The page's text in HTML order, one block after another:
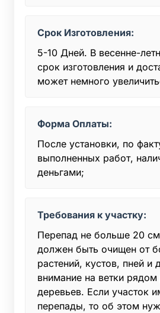
Срок Изготовления:
5-10 Дней. В весенне-
срок изготовления и
может немного
Форма Оплаты:
После установки, по
выполненных работ,
деньгами;
Требования к участку:
Перепад не больше 20
должен быть очищен от
растений, кустов, пней и
внимание на ветки рядом
деревьев. Если участок
перепады, то об этом